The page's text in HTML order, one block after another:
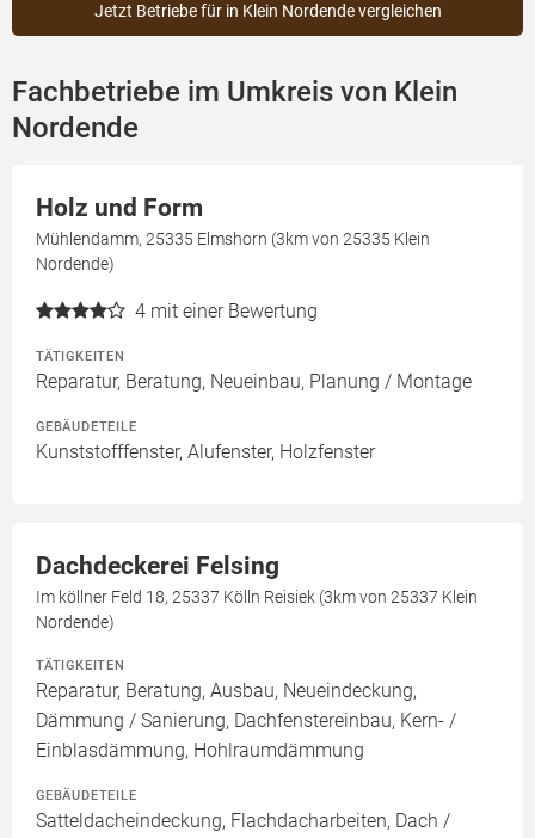
Jetzt Betriebe für in Klein Nordende vergleichen
Fachbetriebe im Umkreis von Klein
Nordende
Holz und Form
Mühlendamm, 25335 Elmshorn (3km von 25335 Klein
Nordende)
4 mit einer Bewertung
TÄTIGKEITEN
Reparatur, Beratung, Neueinbau, Planung / Montage
GEBÄUDETEILE
Kunststofffenster, Alufenster, Holzfenster
Dachdeckerei Felsing
Im köllner Feld 18, 25337 Kölln Reisiek (3km von 25337 Klein
Nordende)
TÄTIGKEITEN
Reparatur, Beratung, Ausbau, Neueindeckung,
Dämmung / Sanierung, Dachfenstereinbau, Kern- /
Einblasdämmung, Hohlraumdämmung
GEBÄUDETEILE
Satteldacheindeckung, Flachdacharbeiten, Dach /